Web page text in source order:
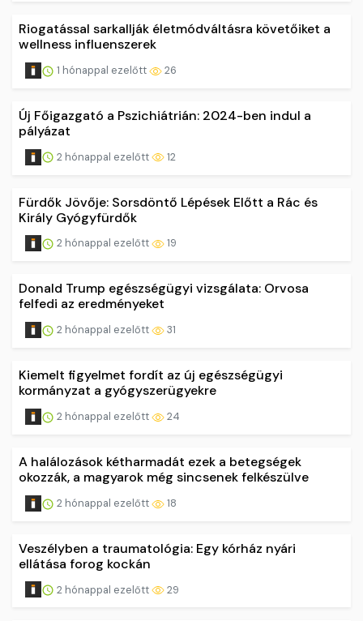
Riogatással sarkallják életmódváltásra követőiket a
wellness influenszerek
1 hónappal ezelőtt 26
Új Főigazgató a Pszichiátrián: 2024-ben indul a
pályázat
2 hónappal ezelőtt 12
Fürdők Jövője: Sorsdöntő Lépések Előtt a Rác és
Király Gyógyfürdők
2 hónappal ezelőtt 19
Donald Trump egészségügyi vizsgálata: Orvosa
felfedi az eredményeket
2 hónappal ezelőtt 31
Kiemelt figyelmet fordít az új egészségügyi
kormányzat a gyógyszerügyekre
2 hónappal ezelőtt 24
A halálozások kétharmadát ezek a betegségek
okozzák, a magyarok még sincsenek felkészülve
2 hónappal ezelőtt 18
Veszélyben a traumatológia: Egy kórház nyári
ellátása forog kockán
2 hónappal ezelőtt 29